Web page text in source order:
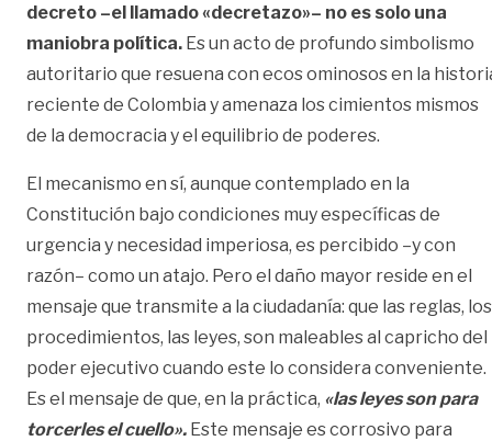
decreto –el llamado «decretazo»– no es solo una
maniobra política. Es un acto de profundo simbolismo
autoritario que resuena con ecos ominosos en la
reciente de Colombia y amenaza los cimientos mismos
de la democracia y el equilibrio de poderes.
El mecanismo en sí, aunque contemplado en la
Constitución bajo condiciones muy específicas de
urgencia y necesidad imperiosa, es percibido –y con
razón– como un atajo. Pero el daño mayor reside en el
mensaje que transmite a la ciudadanía: que las reglas, los
procedimientos, las leyes, son maleables al capricho del
poder ejecutivo cuando este lo considera conveniente.
Es el mensaje de que, en la práctica, «las leyes son para
torcerles el cuello». Este mensaje es corrosivo para